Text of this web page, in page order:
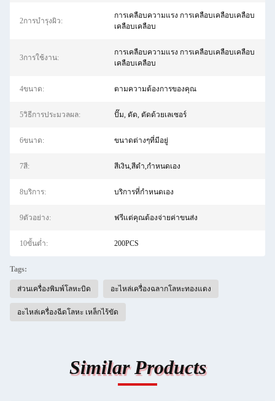
2การบํารุงผิว:
การเคลือบความแรง การเคลือบเคลือบเคลือบ
เคลือบเคลือบ
3การใช้งาน:
การเคลือบความแรง การเคลือบเคลือบเคลือบ
เคลือบเคลือบ
4ขนาด: ตามความต้องการของคุณ
5วิธีการประมวลผล: ปั๊ม, ดัด, ตัดด้วยเลเซอร์
6ขนาด: ขนาดต่างๆที่มีอยู่
7สี: สีเงิน,สีดำ,กำหนดเอง
8บริการ: บริการที่กำหนดเอง
9ตัวอย่าง: ฟรีแต่คุณต้องจ่ายค่าขนส่ง
10ขั้นต่ำ: 200PCS
Tags:
ส่วนเครื่องพิมพ์โลหะบิด อะไหล่เครื่องฉลากโลหะทองแดง
อะไหล่เครื่องฉีดโลหะ เหล็กไร้ขัด
Similar Products